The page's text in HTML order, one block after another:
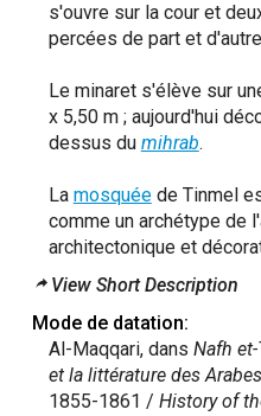
s'ouvre sur la cour et
percées de part et
Le minaret s'élève sur
x 5,50 m ; aujourd'hui
dessus du mihrab.
La mosquéede Tinmel
comme un archétype de
architectonique et
View Short Description
Mode de datation:
Al-Maqqari, dans Nafh
et la littérature des
1855-1861 / History of
Linguiste et sociologue de formation,
c'est en autodidacte que Kamal Lakhdar
axant tout spécialement ses recherches
supérieur, conseiller du ministre des